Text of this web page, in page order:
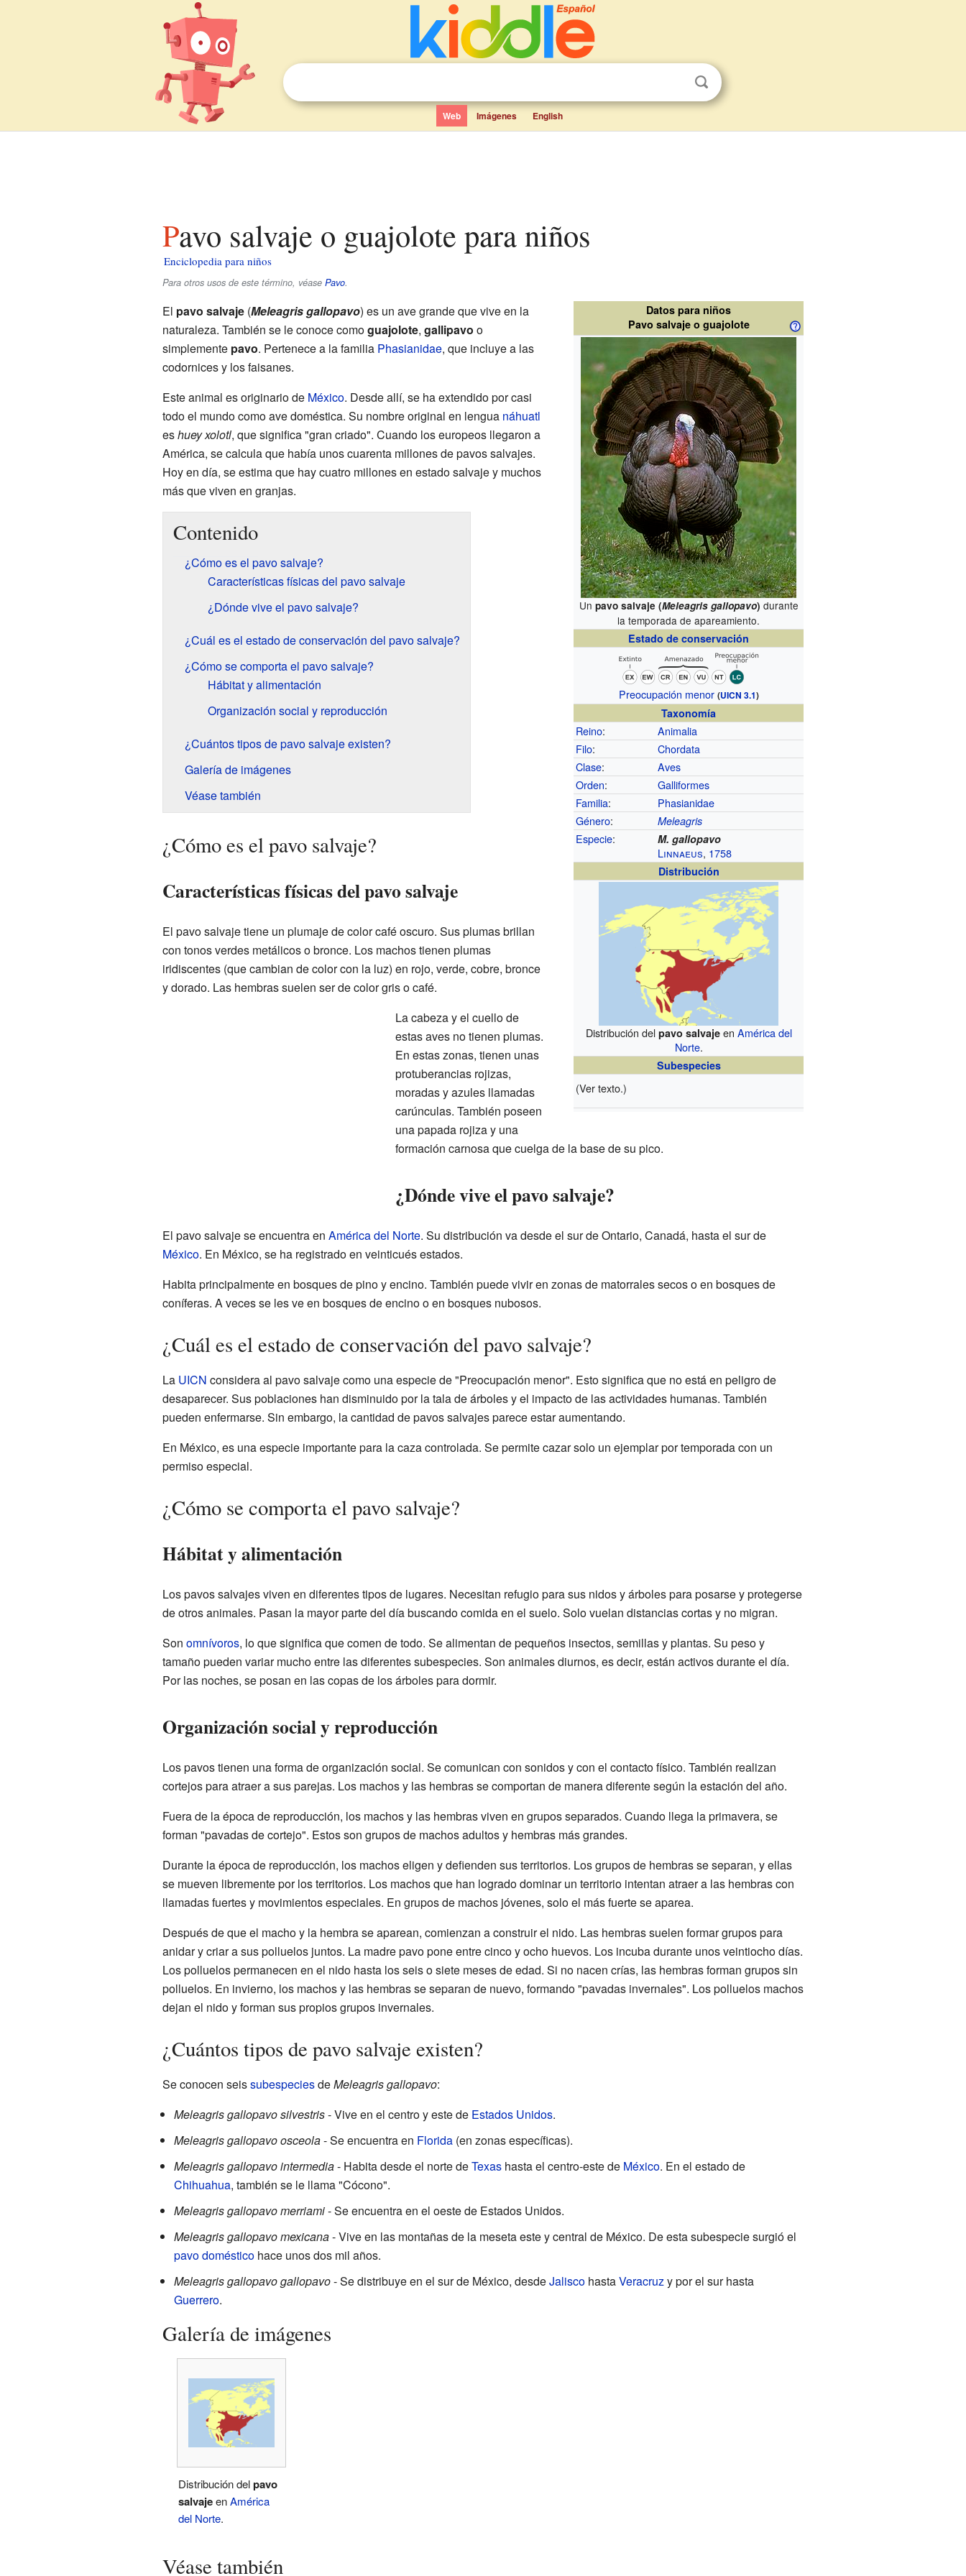
Web Imágenes English
Pavo salvaje o guajolote para niños
Enciclopedia para niños
Para otros usos de este término, véase Pavo.
Datos para niños
Pavo salvaje o guajolote
Un pavo salvaje (Meleagris gallopavo) durante
la temporada de apareamiento.
Estado de conservación
Preocupación menor (UICN 3.1)
Taxonomía
Reino:
Animalia
Filo:
Chordata
Clase:
Aves
Orden:
Galliformes
Familia:
Phasianidae
Género: Meleagris
Especie: M. gallopavo
Linnaeus, 1758
Distribución
Distribución del pavo salvajeen América del
Norte.
Subespecies
(Ver texto.)
El pavo salvaje(Meleagris gallopavo) es un ave grande que vive en la
naturaleza. También se le conoce comoguajolote, gallipavo o
simplemente pavo. Pertenece a la familia Phasianidae, que incluye a las
codornices y los faisanes.
Este animal es originario de México. Desde allí, se ha extendido por casi
todo el mundo como ave doméstica. Su nombre original en lengua náhuatl
eshuey xolotl, que significa "gran criado". Cuando los europeos llegaron a
América, se calcula que había unos cuarenta millones de pavos salvajes.
Hoy en día, se estima que hay cuatro millones en estado salvaje y muchos
más que viven en granjas.
Contenido
¿Cómo es el pavo salvaje?
Características físicas del pavo salvaje
¿Dónde vive el pavo salvaje?
¿Cuál es el estado de conservación del pavo salvaje?
¿Cómo se comporta el pavo salvaje?
Hábitat y alimentación
Organización social y reproducción
¿Cuántos tipos de pavo salvaje existen?
Galería de imágenes
Véase también
¿Cómo es el pavo salvaje?
Características físicas del pavo salvaje
El pavo salvaje tiene un plumaje de color café oscuro. Sus plumas brillan
con tonos verdes metálicos o bronce. Los machos tienen plumas
iridiscentes (que cambian de color con la luz) en rojo, verde, cobre, bronce
y dorado. Las hembras suelen ser de color gris o café.
La cabeza y el cuello de
estas aves no tienen plumas.
En estas zonas, tienen unas
protuberancias rojizas,
moradas y azules llamadas
carúnculas. También poseen
una papada rojiza y una
formación carnosa que cuelga de la base de su pico.
¿Dónde vive el pavo salvaje?
El pavo salvaje se encuentra en América del Norte. Su distribución va desde el sur de Ontario, Canadá, hasta el sur de
México. En México, se ha registrado en veinticués estados.
Habita principalmente en bosques de pino y encino. También puede vivir en zonas de matorrales secos o en bosques de
coníferas. A veces se les ve en bosques de encino o en bosques nubosos.
¿Cuál es el estado de conservación del pavo salvaje?
La UICN considera al pavo salvaje como una especie de "Preocupación menor". Esto significa que no está en peligro de
desaparecer. Sus poblaciones han disminuido por la tala de árboles y el impacto de las actividades humanas. También
pueden enfermarse. Sin embargo, la cantidad de pavos salvajes parece estar aumentando.
En México, es una especie importante para la caza controlada. Se permite cazar solo un ejemplar por temporada con un
permiso especial.
¿Cómo se comporta el pavo salvaje?
Hábitat y alimentación
Los pavos salvajes viven en diferentes tipos de lugares. Necesitan refugio para sus nidos y árboles para posarse y protegerse
de otros animales. Pasan la mayor parte del día buscando comida en el suelo. Solo vuelan distancias cortas y no migran.
Son omnívoros, lo que significa que comen de todo. Se alimentan de pequeños insectos, semillas y plantas. Su peso y
tamaño pueden variar mucho entre las diferentes subespecies. Son animales diurnos, es decir, están activos durante el día.
Por las noches, se posan en las copas de los árboles para dormir.
Organización social y reproducción
Los pavos tienen una forma de organización social. Se comunican con sonidos y con el contacto físico. También realizan
cortejos para atraer a sus parejas. Los machos y las hembras se comportan de manera diferente según la estación del año.
Fuera de la época de reproducción, los machos y las hembras viven en grupos separados. Cuando llega la primavera, se
forman "pavadas de cortejo". Estos son grupos de machos adultos y hembras más grandes.
Durante la época de reproducción, los machos eligen y defienden sus territorios. Los grupos de hembras se separan, y ellas
se mueven libremente por los territorios. Los machos que han logrado dominar un territorio intentan atraer a las hembras con
llamadas fuertes y movimientos especiales. En grupos de machos jóvenes, solo el más fuerte se aparea.
Después de que el macho y la hembra se aparean, comienzan a construir el nido. Las hembras suelen formar grupos para
anidar y criar a sus polluelos juntos. La madre pavo pone entre cinco y ocho huevos. Los incuba durante unos veintiocho días.
Los polluelos permanecen en el nido hasta los seis o siete meses de edad. Si no nacen crías, las hembras forman grupos sin
polluelos. En invierno, los machos y las hembras se separan de nuevo, formando "pavadas invernales". Los polluelos machos
dejan el nido y forman sus propios grupos invernales.
¿Cuántos tipos de pavo salvaje existen?
Se conocen seissubespeciesdeMeleagris gallopavo:
Meleagris gallopavo silvestris- Vive en el centro y este de Estados Unidos.
Meleagris gallopavo osceola- Se encuentra en Florida(en zonas específicas).
Meleagris gallopavo intermedia- Habita desde el norte deTexashasta el centro-este de México. En el estado de
Chihuahua, también se le llama "Cócono".
Meleagris gallopavo merriami- Se encuentra en el oeste de Estados Unidos.
Meleagris gallopavo mexicana- Vive en las montañas de la meseta este y central de México. De esta subespecie surgió el
pavo domésticohace unos dos mil años.
Meleagris gallopavo gallopavo- Se distribuye en el sur de México, desdeJaliscohastaVeracruzy por el sur hasta
Guerrero.
Galería de imágenes
Distribución delpavo
salvajeenAmérica
del Norte.
Véase también